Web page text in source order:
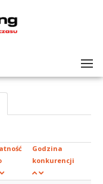
Godzina
konkurencji